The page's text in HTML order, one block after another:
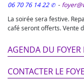
06 70 76 14 22
-
La soirée sera festive.
café seront offerts. Vente
AGENDA DU FOYER
CONTACTER LE